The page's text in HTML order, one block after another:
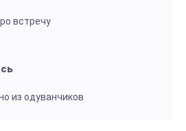
встречу
из одуванчиков